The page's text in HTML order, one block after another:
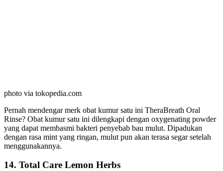
photo via tokopedia.com
Pernah mendengar merk obat kumur satu ini TheraBreath Oral
Rinse? Obat kumur satu ini dilengkapi dengan oxygenating powder
yang dapat membasmi bakteri penyebab bau mulut. Dipadukan
dengan rasa mint yang ringan, mulut pun akan terasa segar setelah
menggunakannya.
14. Total Care Lemon Herbs